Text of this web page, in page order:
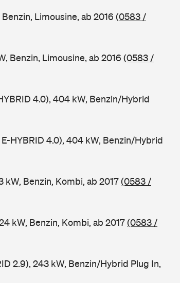
Limousine, ab 2016 (0583 /
Benzin, Limousine, ab 2016 (0583 /
4.0), 404 kW, Benzin/Hybrid
HYBRID 4.0), 404 kW, Benzin/Hybrid
kW, Benzin, Kombi, ab 2017(0583 /
kW, Benzin, Kombi, ab 2017(0583 /
2.9), 243 kW, Benzin/Hybrid Plug In,